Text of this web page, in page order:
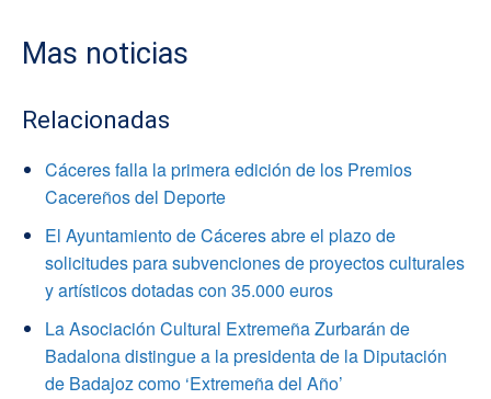
Mas noticias
Relacionadas
Cáceres falla la primera edición de los Premios
Cacereños del Deporte
El Ayuntamiento de Cáceres abre el plazo de
solicitudes para subvenciones de proyectos culturales
y artísticos dotadas con 35.000 euros
La Asociación Cultural Extremeña Zurbarán de
Badalona distingue a la presidenta de la Diputación
de Badajoz como ‘Extremeña del Año’